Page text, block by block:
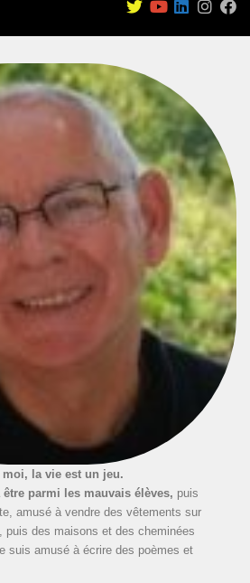
moi, la vie est un jeu.
parmi les mauvais élèves, puis
amusé à vendre des vêtements sur
puis des maisons et des cheminées
suis amusé à écrire des poèmes et